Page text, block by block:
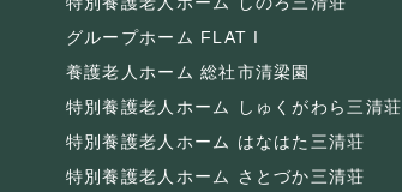
グループホーム FLAT I
養護老人ホーム 総社市清梁園
特別養護老人ホーム しゅくがわら三清荘
特別養護老人ホーム はなはた三清荘
特別養護老人ホーム さとづか三清荘